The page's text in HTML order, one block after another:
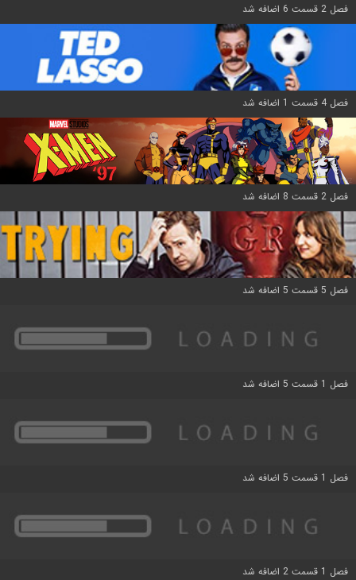
فصل 2 قسمت 6 اضافه شد
فصل 4 قسمت 1 اضافه شد
فصل 2 قسمت 8 اضافه شد
فصل 5 قسمت 5 اضافه شد
فصل 1 قسمت 5 اضافه شد
فصل 1 قسمت 5 اضافه شد
فصل 1 قسمت 2 اضافه شد